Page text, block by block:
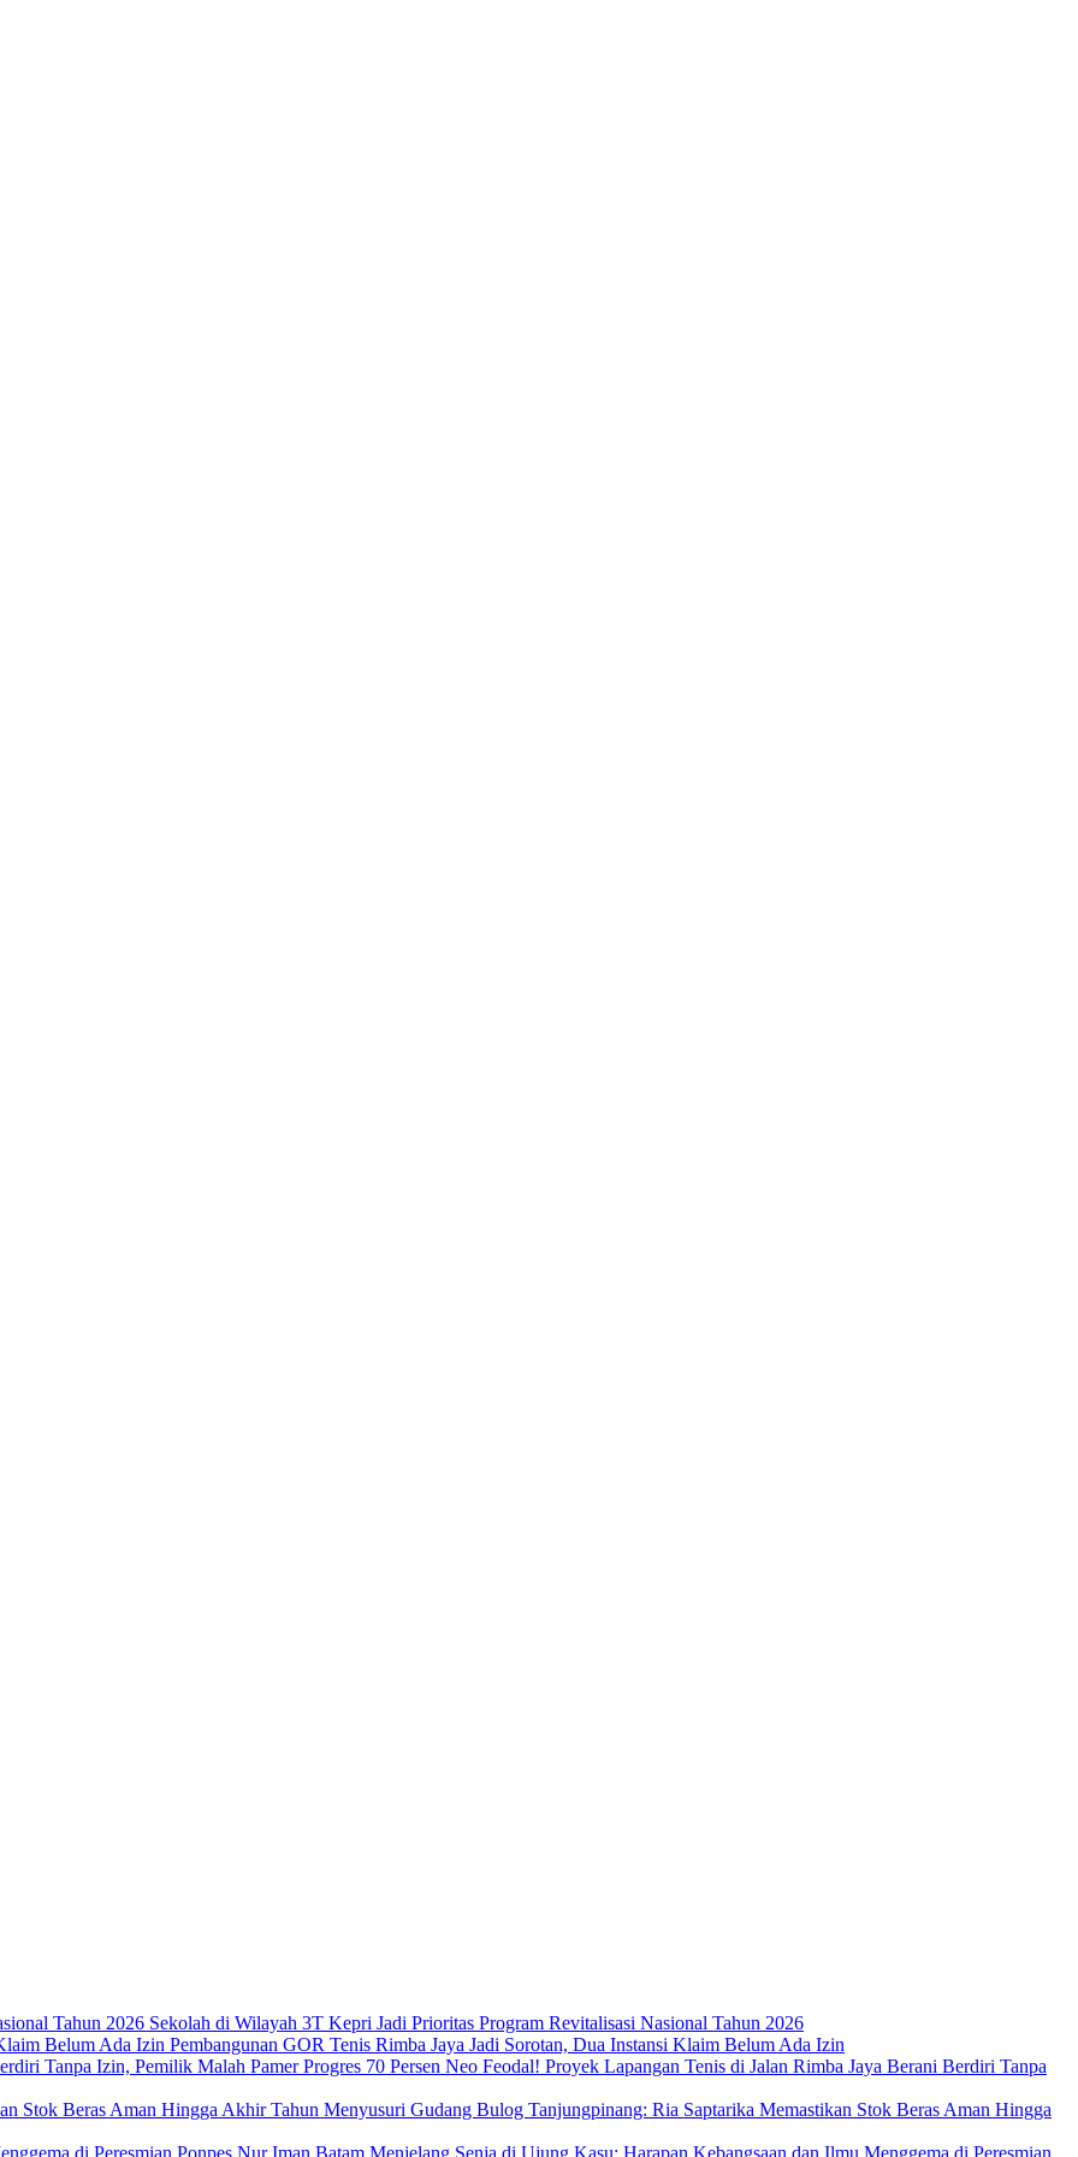
Sekolah di Wilayah 3T Kepri Jadi Prioritas Program Revitalisasi Nasional Tahun 2026
Pembangunan GOR Tenis Rimba Jaya Jadi Sorotan, Dua Instansi Klaim Belum Ada Izin
Neo Feodal! Proyek Lapangan Tenis di Jalan Rimba Jaya Berani Berdiri Tanpa
Menyusuri Gudang Bulog Tanjungpinang: Ria Saptarika Memastikan Stok Beras Aman Hingga
Menjelang Senja di Ujung Kasu: Harapan Kebangsaan dan Ilmu Menggema di Peresmian